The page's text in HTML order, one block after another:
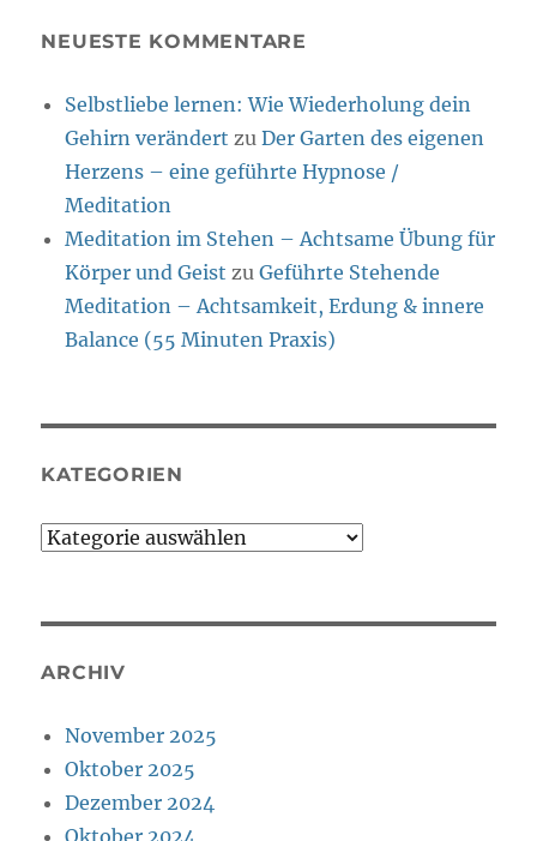
NEUESTE KOMMENTARE
Selbstliebe lernen: Wie Wiederholung dein
Gehirn verändert zuDer Garten des eigenen
Herzens – eine geführte Hypnose /
Meditation
Meditation im Stehen – Achtsame Übung für
Körper und Geist zuGeführte Stehende
Meditation – Achtsamkeit, Erdung & innere
Balance (55 Minuten Praxis)
KATEGORIEN
Kategorien
ARCHIV
November 2025
Oktober 2025
Dezember 2024